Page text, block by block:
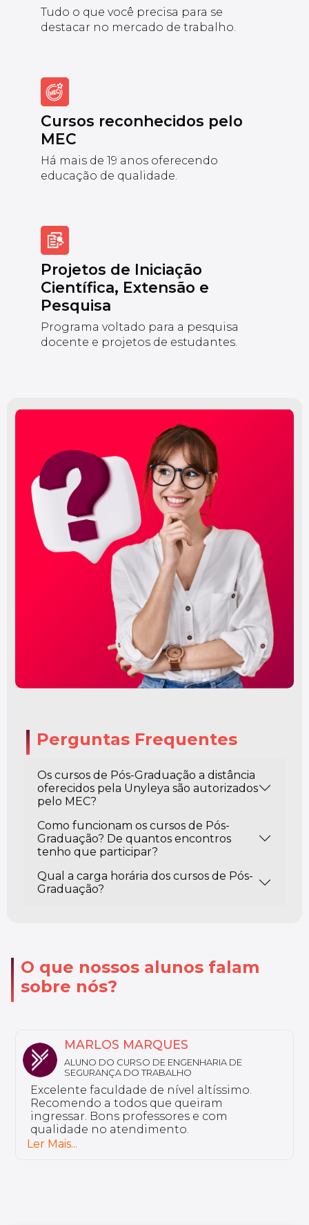
Tudo o que você precisa para se
destacar no mercado de trabalho.
Cursos reconhecidos pelo
MEC
Há mais de 19 anos oferecendo
educação de qualidade.
Projetos de Iniciação
Científica, Extensão e
Pesquisa
Programa voltado para a pesquisa
docente e projetos de estudantes.
Perguntas Frequentes
Os cursos de Pós-Graduação a distância
oferecidos pela Unyleya são autorizados
pelo MEC?
Como funcionam os cursos de Pós-
Graduação? De quantos encontros
tenho que participar?
Qual a carga horária dos cursos de Pós-
Graduação?
O que nossos alunos falam
sobre nós?
MARLOS MARQUES
ALUNO DO CURSO DE ENGENHARIA DE
SEGURANÇA DO TRABALHO
Excelente faculdade de nível altíssimo.
Recomendo a todos que queiram
ingressar. Bons professores e com
qualidade no atendimento.
Ler Mais...